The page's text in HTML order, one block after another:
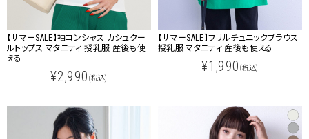
【サマーSALE】袖コンシャス カシュクー
ルトップス マタニティ 授乳服 産後も使
える
¥2,990 (税込)
【サマーSALE】フリルチュニックブラウス
授乳服 マタニティ 産後も使える
¥1,990 (税込)